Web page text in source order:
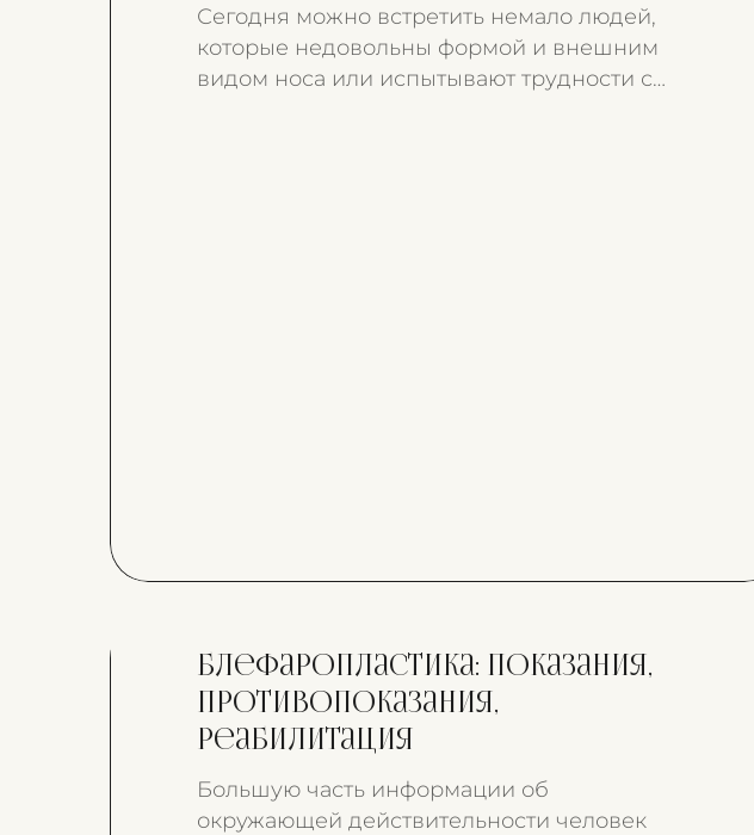
Сегодня можно встретить немало людей,
которые недовольны формой и внешним
видом носа или испытывают трудности с
Блефаропластика: показания,
противопоказания,
реабилитация
Большую часть информации об
окружающей действительности человек